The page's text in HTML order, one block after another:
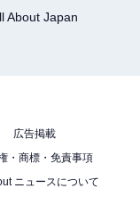
About Japan
広告掲載
・商標・免責事項
ニュースについて